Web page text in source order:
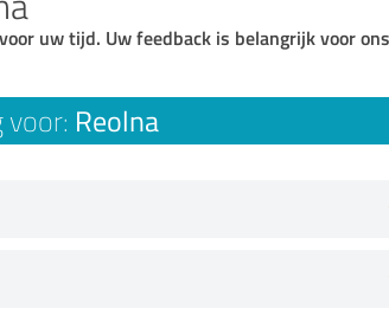
uw tijd. Uw feedback is belangrijk voor
voor: Reolna